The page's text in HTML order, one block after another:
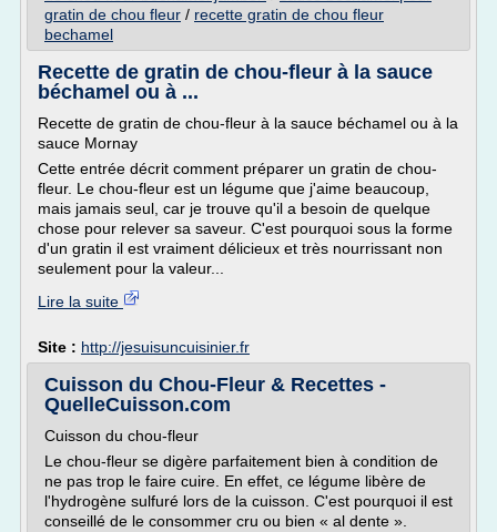
gratin de chou fleur / recette gratin de chou fleur
bechamel
Recette de gratin de chou-fleur à la sauce
béchamel ou à ...
Recette de gratin de chou-fleur à la sauce béchamel ou à la
sauce Mornay
Cette entrée décrit comment préparer un gratin de chou-
fleur. Le chou-fleur est un légume que j'aime beaucoup,
mais jamais seul, car je trouve qu'il a besoin de quelque
chose pour relever sa saveur. C'est pourquoi sous la forme
d'un gratin il est vraiment délicieux et très nourrissant non
seulement pour la valeur...
Lire la suite
Site : http://jesuisuncuisinier.fr
Cuisson du Chou-Fleur & Recettes -
QuelleCuisson.com
Cuisson du chou-fleur
Le chou-fleur se digère parfaitement bien à condition de
ne pas trop le faire cuire. En effet, ce légume libère de
l'hydrogène sulfuré lors de la cuisson. C'est pourquoi il est
conseillé de le consommer cru ou bien « al dente ».